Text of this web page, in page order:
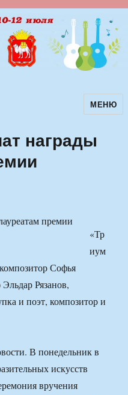
авторскойМЕНЮ
награды
«Тр
иум
Софья
Рязанов,
и поэт, композитор и
В понедельник в
искусств
вручения